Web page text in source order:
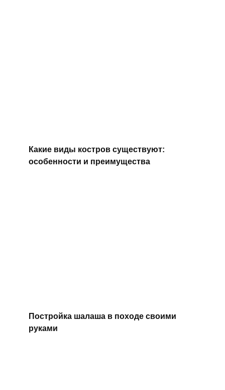
Какие виды костров существуют:
особенности и преимущества
Постройка шалаша в походе своими
руками